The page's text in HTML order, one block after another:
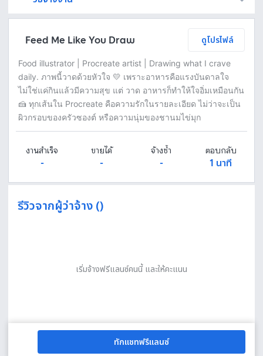
Feed Me Like You Draw ดูโปรไฟล์
Food illustrator | Procreate artist | Drawing what I crave
daily. ภาพนี้วาดด้วยหัวใจ 💛 เพราะอาหารคือแรงบันดาลใจ
ไม่ใช่แค่กินแล้วมีความสุข แต่ วาด อาหารก็ทำให้ใจอิ่มเหมือนกัน
🍰 ทุกเส้นใน Procreate คือความรักในรายละเอียด ไม่ว่าจะเป็น
ผิวกรอบของครัวซองต์ หรือความนุ่มของชานมไข่มุก
งานสำเร็จ
-
ขายได้
-
จ้างซ้ำ
-
ตอบกลับ
1 นาที
รีวิวจากผู้ว่าจ้าง ()
เริ่มจ้างฟรีแลนซ์คนนี้ และให้คะแนน
ทักแชทฟรีแลนซ์